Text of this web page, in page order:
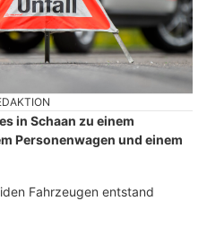
in Schaan zu einem
Personenwagen und einem
Fahrzeugen entstand